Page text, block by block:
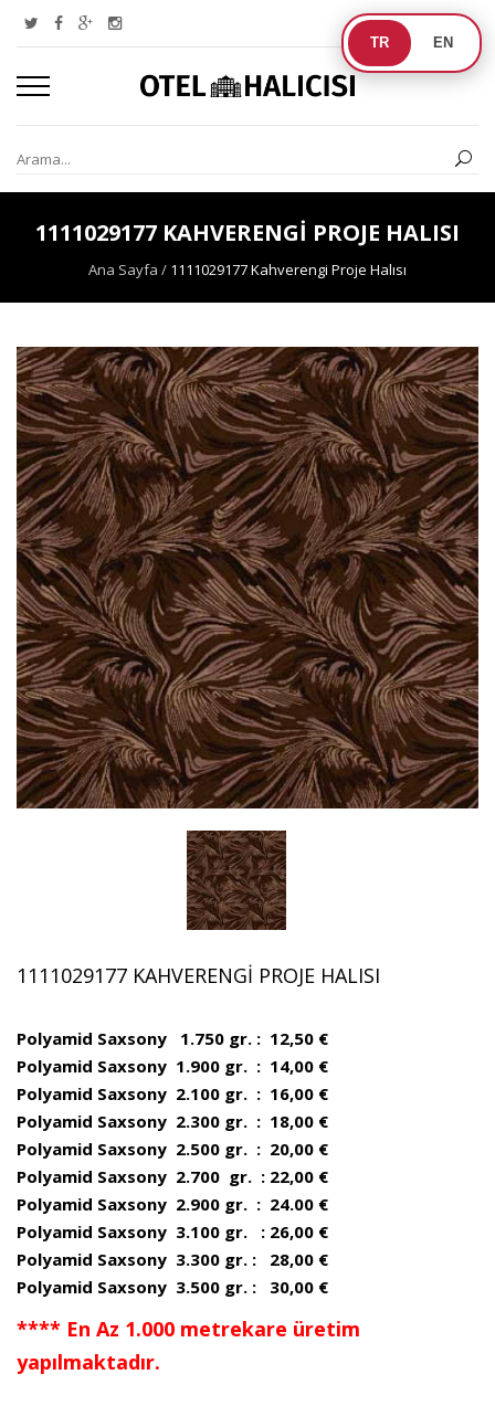
TR EN
1111029177 KAHVERENGI PROJE HALISI
Ana Sayfa / 1111029177 Kahverengi Proje Halısı
1111029177 KAHVERENGI PROJE HALISI
Polyamid Saxsony 1.750 gr. : 12,50 €
Polyamid Saxsony 1.900 gr. : 14,00 €
Polyamid Saxsony 2.100 gr. : 16,00 €
Polyamid Saxsony 2.300 gr. : 18,00 €
Polyamid Saxsony 2.500 gr. : 20,00 €
Polyamid Saxsony 2.700 gr. : 22,00 €
Polyamid Saxsony 2.900 gr. : 24.00 €
Polyamid Saxsony 3.100 gr. : 26,00 €
Polyamid Saxsony 3.300 gr. : 28,00 €
Polyamid Saxsony 3.500 gr. : 30,00 €
**** En Az 1.000 metrekare üretim
yapılmaktadır.